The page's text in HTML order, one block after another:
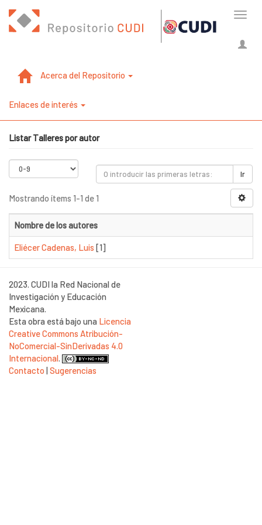
Acerca del Repositorio
Enlaces de interés
Listar Talleres por autor
Ir
Mostrando ítems 1-1 de 1
Nombre de los autores
Eliécer Cadenas, Luis [1]
2023. CUDI la Red Nacional de
Investigación y Educación
Mexicana.
Esta obra está bajo una Licencia
Creative Commons Atribución-
NoComercial-SinDerivadas 4.0
Internacional
Contacto |Sugerencias